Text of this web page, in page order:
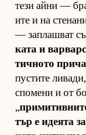
тези айни —
ите и на
— зап­лаш­ват
ката и
тич­ното
пус­тите
спо­мени и от
„
тър е иде­ята за